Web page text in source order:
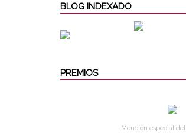
BLOG INDEXADO
PREMIOS
Mención especial